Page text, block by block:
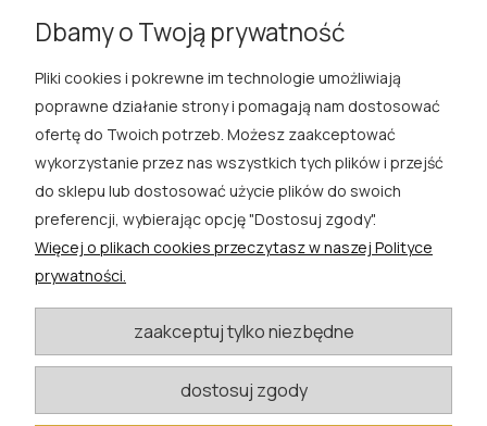
ROSA ĆWIK
SKLEP
EXTRA
KATEGORIE BLOGU
W razie pytań i wątpliwości prosimy o kontakt
Dbamy o Twoją prywatność
Pliki cookies i pokrewne im technologie umożliwiają
poprawne działanie strony i pomagają nam dostosować
ofertę do Twoich potrzeb. Możesz zaakceptować
wykorzystanie przez nas wszystkich tych plików i przejść
do sklepu lub dostosować użycie plików do swoich
preferencji, wybierając opcję "Dostosuj zgody".
Więcej o plikach cookies przeczytasz w naszej Polityce
prywatności.
zaakceptuj tylko niezbędne
dostosuj zgody